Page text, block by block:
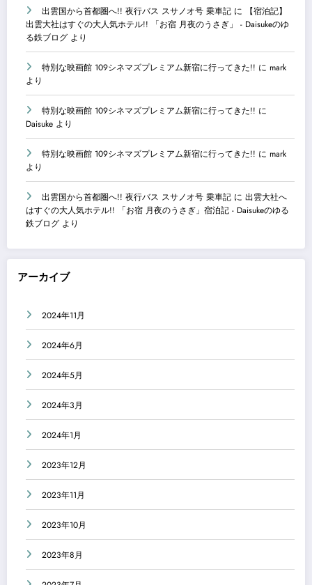
出雲国から首都圏へ!! 夜行バス スサノオ号 乗車記 に
【宿泊記】
出雲大社はすぐの大人気ホテル!! 「お宿 月夜のうさぎ」 - Daisukeのゆ
る鉄ブログ より
特別な映画館 109シネマズプレミアム新宿に行ってきた!! に mark
より
特別な映画館 109シネマズプレミアム新宿に行ってきた!! に
Daisuke より
特別な映画館 109シネマズプレミアム新宿に行ってきた!! に mark
より
出雲国から首都圏へ!! 夜行バス スサノオ号 乗車記 に 出雲大社へ
はすぐの大人気ホテル!! 「お宿 月夜のうさぎ」宿泊記 - Daisukeのゆる
鉄ブログ より
アーカイブ
2024年11月
2024年6月
2024年5月
2024年3月
2024年1月
2023年12月
2023年11月
2023年10月
2023年8月